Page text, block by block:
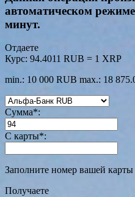
автоматическом
минут.
Отдаете
Курс: 94.4011 RUB = 1 XRP
min.: 10 000 RUB max.: 18
Сумма*:
С карты*:
Заполните номер вашей карты
Получаете